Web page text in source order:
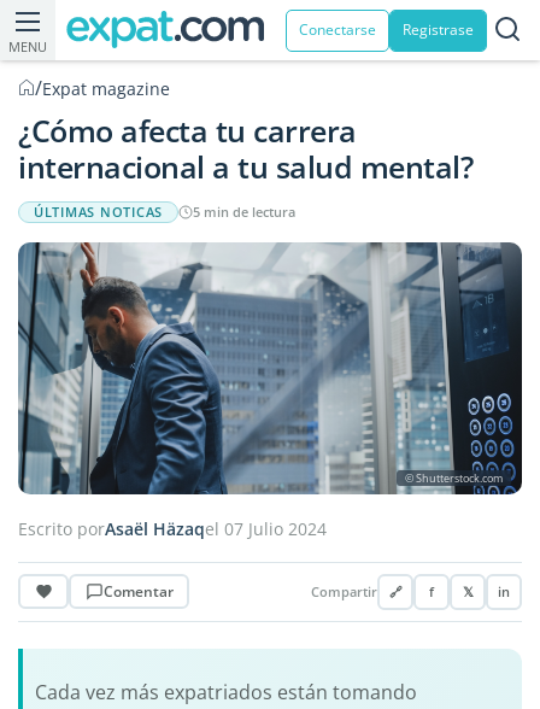
MENU
Conectarse Registrase
/Expat magazine
¿Cómo afecta tu carrera
internacional a tu salud mental?
ÚLTIMAS NOTICAS 5 min de lectura
© Shutterstock.com
Escrito porAsaël Häzaqel 07 Julio 2024
Comentar Compartir 🔗 f 𝕏 in
Cada vez más expatriados están tomando